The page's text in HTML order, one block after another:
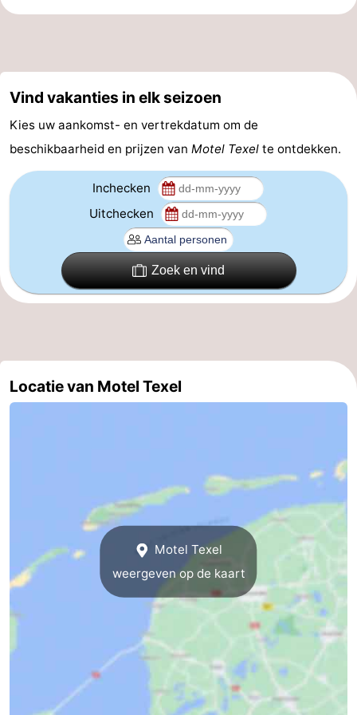
Musea
-
Monumenten
-
Kerken
-
Speeltuinen
-
Zwembaden
Vind vakanties in elk seizoen
Kies uw aankomst- en vertrekdatum om de
beschikbaarheid en prijzen van Motel Texel te ontdekken.
Inchecken
Uitchecken
Zoek en vind
Locatie van Motel Texel
Motel Texel
weergeven op de kaart